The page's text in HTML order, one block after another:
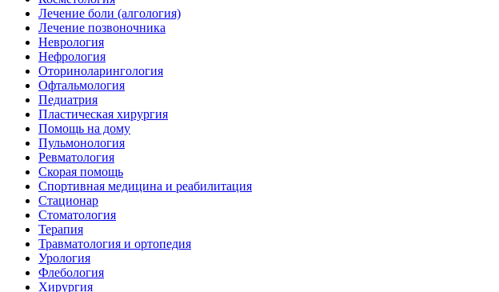
Лечение боли (алгология)
Лечение позвоночника
Неврология
Нефрология
Оториноларингология
Офтальмология
Педиатрия
Пластическая хирургия
Помощь на дому
Пульмонология
Ревматология
Скорая помощь
Спортивная медицина и реабилитация
Стационар
Стоматология
Терапия
Травматология и ортопедия
Урология
Флебология
Хирургия